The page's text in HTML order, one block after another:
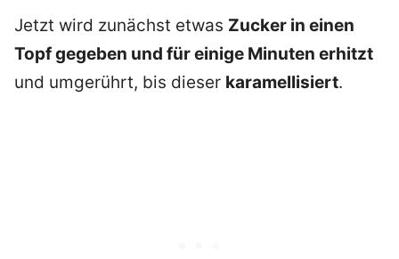
Jetzt wird zunächst etwas Zucker in einen
Topf gegeben und für einige Minuten erhitzt
und umgerührt, bis dieser karamellisiert.